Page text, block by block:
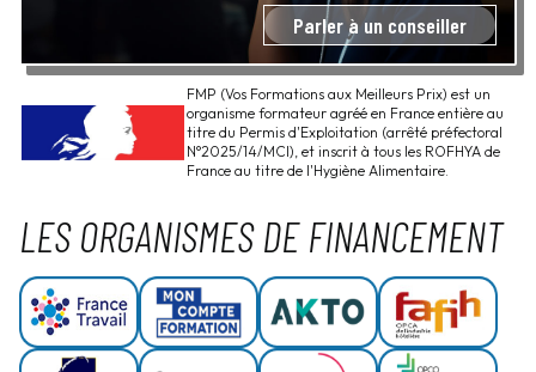
Parler à un conseiller
FMP (Vos Formations aux Meilleurs Prix) est un
organisme formateur agréé en France entière au
titre du Permis d'Exploitation (arrêté préfectoral
N°2025/14/MCI), et inscrit à tous les ROFHYA de
France au titre de l'Hygiène Alimentaire.
LES ORGANISMES DE FINANCEMENT